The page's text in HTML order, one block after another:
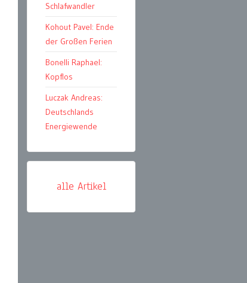
Schlafwandler
Kohout Pavel: Ende
der Großen Ferien
Bonelli Raphael:
Kopflos
Luczak Andreas:
Deutschlands
Energiewende
alle Artikel